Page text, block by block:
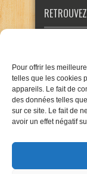
Pour offrir les
telles que les cookies
appareils. Le fait de
des données telles
sur ce site. Le fait de
avoir un effet négatif